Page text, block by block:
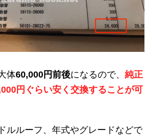
体60,000円前後になるので、 純正
円ぐらい安く交換することが可
ルルーフ、年式やグレードなどで